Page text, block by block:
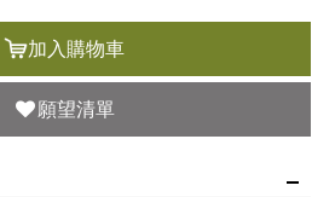
加入購物車
願望清單